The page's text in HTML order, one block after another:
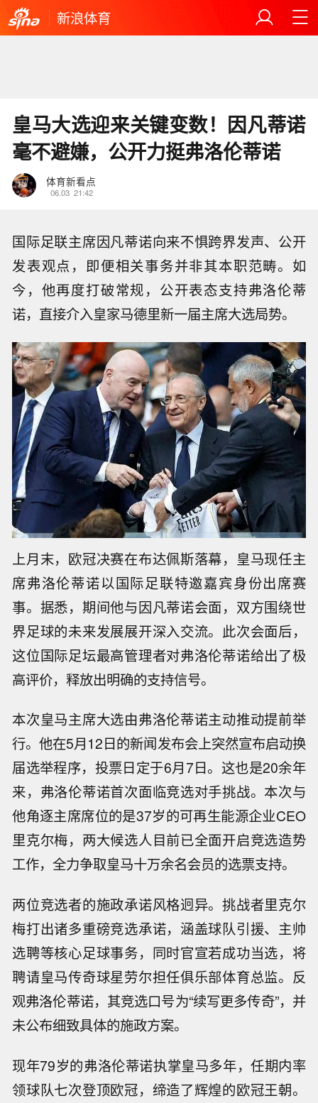
新浪体育
皇马大选迎来关键变数！因凡蒂诺
毫不避嫌，公开力挺弗洛伦蒂诺
体育新看点
06.03 21:42
国际足联主席因凡蒂诺向来不惧跨界发声、公开
发表观点，即便相关事务并非其本职范畴。如
今，他再度打破常规，公开表态支持弗洛伦蒂
诺，直接介入皇家马德里新一届主席大选局势。
上月末，欧冠决赛在布达佩斯落幕，皇马现任主
席弗洛伦蒂诺以国际足联特邀嘉宾身份出席赛
事。据悉，期间他与因凡蒂诺会面，双方围绕世
界足球的未来发展展开深入交流。此次会面后，
这位国际足坛最高管理者对弗洛伦蒂诺给出了极
高评价，释放出明确的支持信号。
本次皇马主席大选由弗洛伦蒂诺主动推动提前举
行。他在5月12日的新闻发布会上突然宣布启动换
届选举程序，投票日定于6月7日。这也是20余年
来，弗洛伦蒂诺首次面临竞选对手挑战。本次与
他角逐主席席位的是37岁的可再生能源企业CEO
里克尔梅，两大候选人目前已全面开启竞选造势
工作，全力争取皇马十万余名会员的选票支持。
两位竞选者的施政承诺风格迥异。挑战者里克尔
梅打出诸多重磅竞选承诺，涵盖球队引援、主帅
选聘等核心足球事务，同时官宣若成功当选，将
聘请皇马传奇球星劳尔担任俱乐部体育总监。反
观弗洛伦蒂诺，其竞选口号为“续写更多传奇”，并
未公布细致具体的施政方案。
现年79岁的弗洛伦蒂诺执掌皇马多年，任期内率
领球队七次登顶欧冠，缔造了辉煌的欧冠王朝。